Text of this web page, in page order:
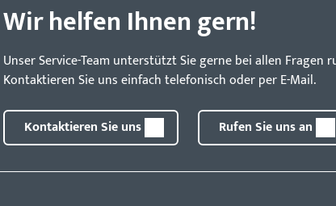
Wir helfen Ihnen gern!
Unser Service-Team unterstützt Sie gerne bei allen Fragen
Kontaktieren Sie uns einfach telefonisch oder per E-Mail.
Kontaktieren Sie uns Rufen Sie uns an